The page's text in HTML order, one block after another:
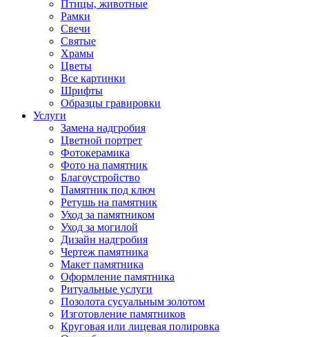
Птицы, животные
Рамки
Свечи
Святые
Храмы
Цветы
Все картинки
Шрифты
Образцы гравировки
Услуги
Замена надгробия
Цветной портрет
Фотокерамика
Фото на памятник
Благоустройство
Памятник под ключ
Ретушь на памятник
Уход за памятником
Уход за могилой
Дизайн надгробия
Чертеж памятника
Макет памятника
Оформление памятника
Ритуальные услуги
Позолота сусуальным золотом
Изготовление памятников
Круговая или лицевая полировка